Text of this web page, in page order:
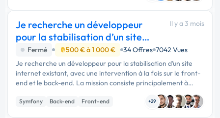
Je recherche un développeur
pour la stabilisation d’un site
internet
Il y a 3 mois
Fermé 500 € à 1 000 € 34 Offres 7042 Vues
Je recherche un développeur pour la stabilisation d’un site
internet existant, avec une intervention à la fois sur le front-
end et le back-end. La mission consiste principalement à
corriger des anomalies d’affichage et améliorer l’expérience
…Symfony Back-end Front-end +29